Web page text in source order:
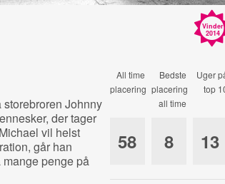
Vinder
2014
Johnny
der tager
vil helst
går han
penge på
All time
placering
Bedste
placering
all time
Uger
top
58 8 13